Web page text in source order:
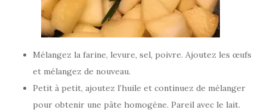
Mélangez la farine, levure, sel, poivre. Ajoutez les œufs
et mélangez de nouveau.
Petit à petit, ajoutez l’huile et continuez de mélanger
pour obtenir une pâte homogène. Pareil avec le lait.